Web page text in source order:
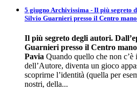
5 giugno Archivissima - Il più segreto
Silvio Guarnieri presso il Centro
Il più segreto degli autori.
Guarnieri presso il Centro
Pavia Quando quello che non
dell’Autore, diventa un gioco
scoprirne l’identità (quella per
nostri, della...